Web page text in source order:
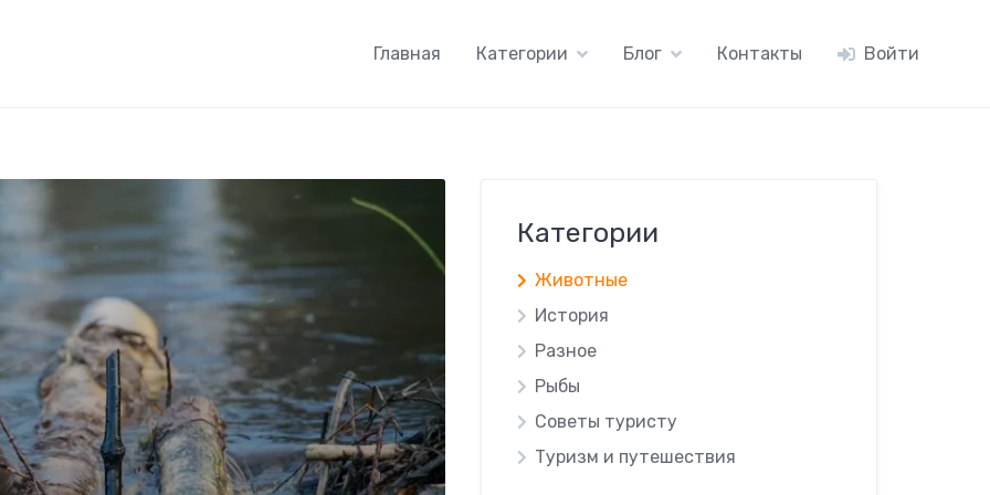
Главная Категории Блог Контакты Войти
Категории
Животные
История
Разное
Рыбы
Советы туристу
Туризм и путешествия